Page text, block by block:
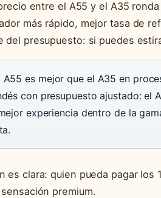
entre el A55 y el A35
más rápido, mejor tasa de
del presupuesto: si puedes
A55 es mejor que el A35 en
con presupuesto ajustado: el
experiencia dentro de la
es clara: quien pueda pagar
premium.